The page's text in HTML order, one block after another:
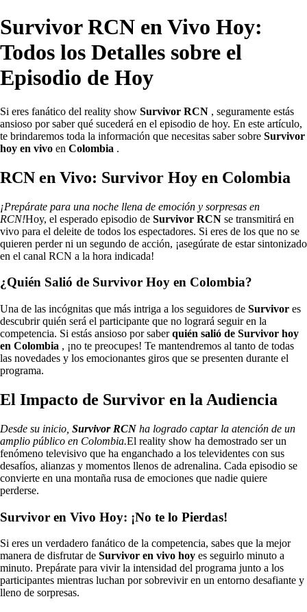
Survivor RCN en Vivo Hoy:
Todos los Detalles sobre el
Episodio de Hoy
Si eres fanático del reality show Survivor RCN , seguramente estás
ansioso por saber qué sucederá en el episodio de hoy. En este artículo,
te brindaremos toda la información que necesitas saber sobre Survivor
hoy en vivo en Colombia .
RCN en Vivo: Survivor Hoy en Colombia
¡Prepárate para una noche llena de emoción y sorpresas en
RCN!Hoy, el esperado episodio de Survivor RCN se transmitirá en
vivo para el deleite de todos los espectadores. Si eres de los que no se
quieren perder ni un segundo de acción, ¡asegúrate de estar sintonizado
en el canal RCN a la hora indicada!
¿Quién Salió de Survivor Hoy en Colombia?
Una de las incógnitas que más intriga a los seguidores de Survivor es
descubrir quién será el participante que no logrará seguir en la
competencia. Si estás ansioso por saberquién salió de Survivor hoy
en Colombia , ¡no te preocupes! Te mantendremos al tanto de todas
las novedades y los emocionantes giros que se presenten durante el
programa.
El Impacto de Survivor en la Audiencia
Desde su inicio, Survivor RCN ha logrado captar la atención de un
amplio público en Colombia.El reality show ha demostrado ser un
fenómeno televisivo que ha enganchado a los televidentes con sus
desafíos, alianzas y momentos llenos de adrenalina. Cada episodio se
convierte en una montaña rusa de emociones que nadie quiere
perderse.
Survivor en Vivo Hoy: ¡No te lo Pierdas!
Si eres un verdadero fanático de la competencia, sabes que la mejor
manera de disfrutar de Survivor en vivo hoy es seguirlo minuto a
minuto. Prepárate para vivir la intensidad del programa junto a los
participantes mientras luchan por sobrevivir en un entorno desafiante y
lleno de sorpresas.